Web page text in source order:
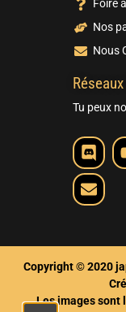
Foire
Nos
Nous
Tu peux
Copyright © 2020
Les images sont